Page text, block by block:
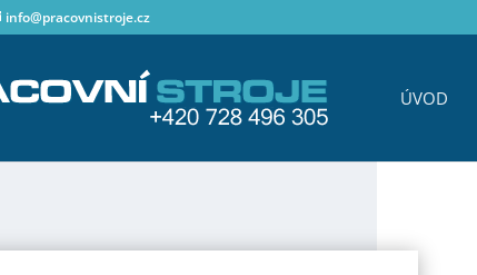
info@pracovnistroje.cz
ÚVOD